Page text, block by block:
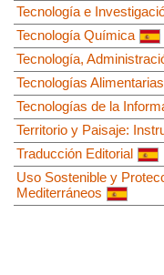
Tecnología e
Tecnología Química
Tecnología,
Tecnologías Alimentarias
Tecnologías de la
Territorio y Paisaje:
Traducción Editorial
Uso Sostenible y
Mediterráneos